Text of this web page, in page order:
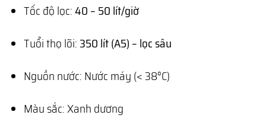
Tốc độ lọc:40 – 50 lít/giờ
Tuổi thọ lõi:350 lít (A5) – lọc sâu
Nguồn nước: Nước máy (< 38°C)
Màu sắc: Xanh dương